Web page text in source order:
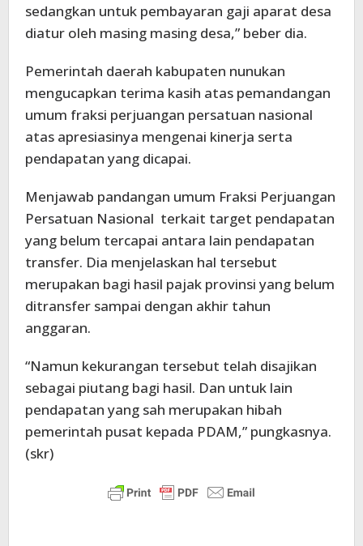
sedangkan untuk pembayaran gaji aparat desa
diatur oleh masing masing desa,” beber dia.
Pemerintah daerah kabupaten nunukan
mengucapkan terima kasih atas pemandangan
umum fraksi perjuangan persatuan nasional
atas apresiasinya mengenai kinerja serta
pendapatan yang dicapai.
Menjawab pandangan umum Fraksi Perjuangan
Persatuan Nasional terkait target pendapatan
yang belum tercapai antara lain pendapatan
transfer. Dia menjelaskan hal tersebut
merupakan bagi hasil pajak provinsi yang belum
ditransfer sampai dengan akhir tahun
anggaran.
“Namun kekurangan tersebut telah disajikan
sebagai piutang bagi hasil. Dan untuk lain
pendapatan yang sah merupakan hibah
pemerintah pusat kepada PDAM,” pungkasnya.
(skr)